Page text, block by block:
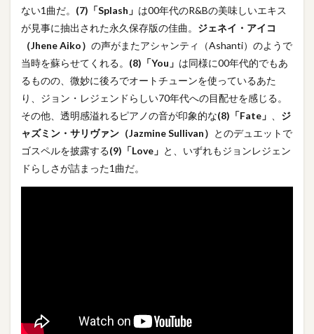
ない1曲だ。 (7)「Splash」 は00年代のR&Bの美味しいエキス
が見事に抽出された永久保存版の佳曲。 ジェネイ・アイコ
（Jhene Aiko） の声がまたアシャンティ（Ashanti）のようで
当時を蘇らせてくれる。 (8)「You」 は同様に00年代的でもあ
るものの、微妙に後ろでオートチューンを使っているあた
り、ジョン・レジェンドらしい70年代への目配せを感じる。
その他、透明感溢れるピアノの音が印象的な(8)「Fate」
ジ
ャズミン・サリヴァン（Jazmine Sullivan） とのデュエットで
ゴスペルを披露する(9)「Love」 と、いずれもジョンレジェン
ドらしさが詰まった1曲だ。